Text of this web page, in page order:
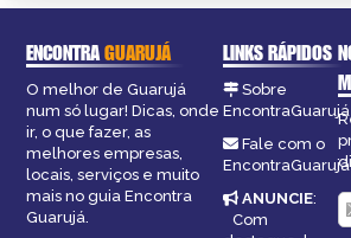
ENCONTRAGUARUJÁ
O melhor de Guarujá
num só lugar! Dicas, onde
ir, o que fazer, as
melhores empresas,
locais, serviços e muito
mais no guia Encontra
Guarujá.
LINKS RÁPIDOS
Sobre
EncontraGuarujá
Fale com o
EncontraGuarujá
ANUNCIE:
Com